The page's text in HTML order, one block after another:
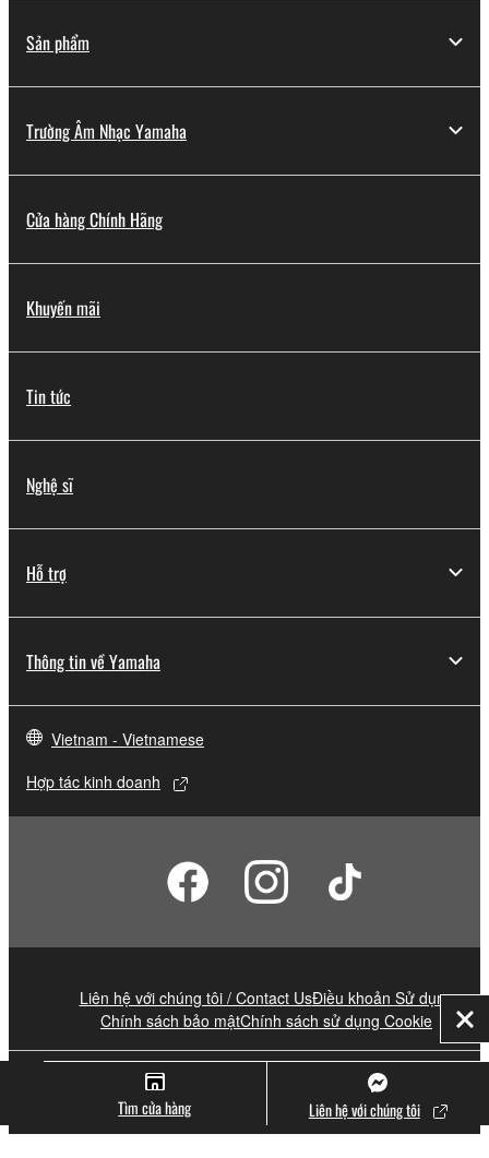
Tìm cửa hàng Liên hệ với chúng tôi
Sản phẩm
Trường Âm Nhạc Yamaha
Cửa hàng Chính Hãng
Khuyến mãi
Tin tức
Nghệ sĩ
Hỗ trợ
Thông tin về Yamaha
Vietnam - Vietnamese
Hợp tác kinh doanh
Liên hệ với chúng tôi / Contact UsĐiều khoản Sử dụng
Chính sách bảo mậtChính sách sử dụng Cookie